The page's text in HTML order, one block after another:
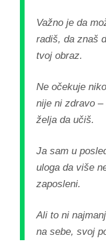
Važno je da
radiš, da znaš
tvoj obraz.
Ne očekuje
nije ni zdravo
želja da učiš.
Ja sam u
uloga da više
zaposleni.
Ali to ni
na sebe, svoj